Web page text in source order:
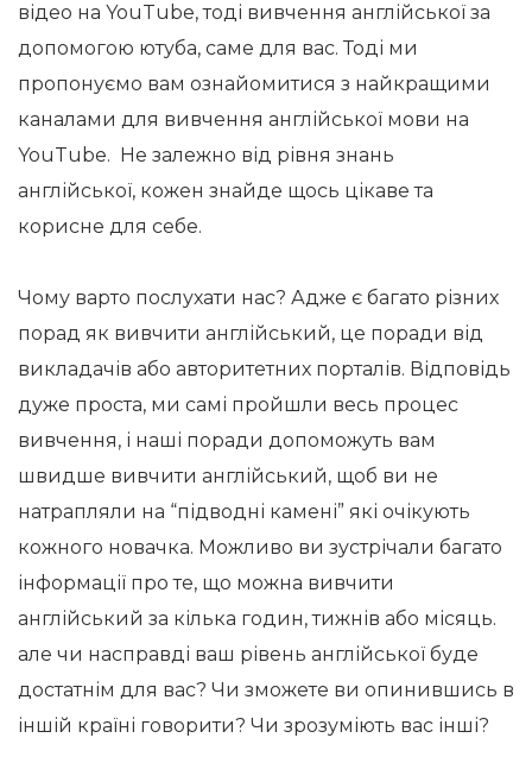
відео на YouTube, тоді вивчення англійської за
допомогою ютуба, саме для вас. Тоді ми
пропонуємо вам ознайомитися з найкращими
каналами для вивчення англійської мови на
YouTube. Не залежно від рівня знань
англійської, кожен знайде щось цікаве та
корисне для себе.
Чому варто послухати нас? Адже є багато різних
порад як вивчити англійський, це поради від
викладачів або авторитетних порталів. Відповідь
дуже проста, ми самі пройшли весь процес
вивчення, і наші поради допоможуть вам
швидше вивчити англійський, щоб ви не
натрапляли на “підводні камені” які очікують
кожного новачка. Можливо ви зустрічали багато
інформації про те, що можна вивчити
англійський за кілька годин, тижнів або місяць.
але чи насправді ваш рівень англійської буде
достатнім для вас? Чи зможете ви опинившись в
іншій країні говорити? Чи зрозуміють вас інші?